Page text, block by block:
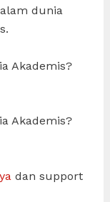
dunia
Akademis?
Akademis?
dan support